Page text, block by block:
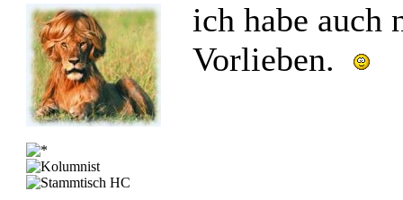
ich habe auch
Vorlieben.